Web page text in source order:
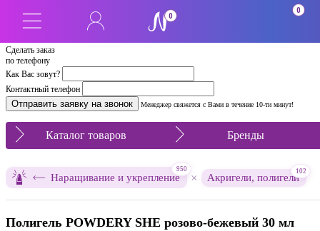
Сделать заказ
по телефону
Как Вас зовут?
Контактный телефон
Менеджер свяжется с Вами в течение 10-ти минут!
0
0
Каталог товаров Бренды
Наращивание и укрепление
950
× Акригели, полигели
102
Полигель POWDERY SHE розово-бежевый 30 мл